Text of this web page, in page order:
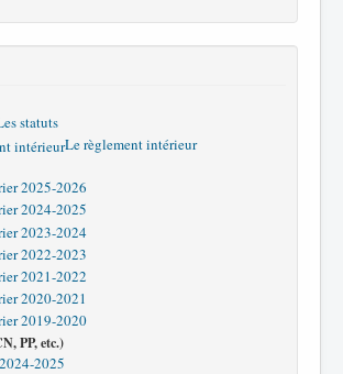
statuts
Le règlement intérieur
2025-2026
2024-2025
2023-2024
2022-2023
2021-2022
2020-2021
2019-2020
PP, etc.)
2024-2025